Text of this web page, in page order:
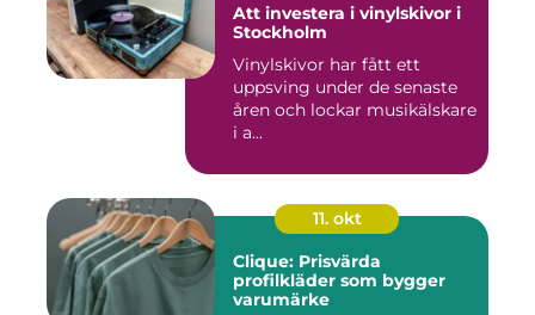
Att investera i vinylskivor i
Stockholm
Vinylskivor har fått ett
uppsving under de senaste
åren och lockar musikälskare
i a...
11. okt
Clique: Prisvärda
profilkläder som bygger
varumärke